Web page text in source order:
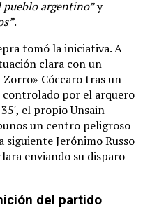
argentino”y
.
tomó la iniciativa. A
clara con un
Cóccaro tras un
controlado por el arquero
el propio Unsain
un centro peligroso
siguiente Jerónimo Russo
enviando su disparo
del partido